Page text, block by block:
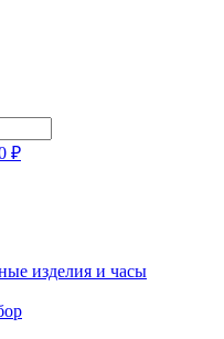
₽
изделия и часы